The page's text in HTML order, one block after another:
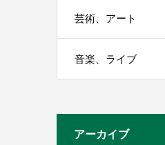
芸術、アート
音楽、ライブ
アーカイブ